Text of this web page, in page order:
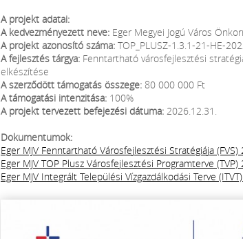
A projekt adatai:
A kedvezményezett neve: Eger Megyei Jogú Város
A projekt azonosító száma: TOP_PLUSZ-1.3.1-21-HE-
A fejlesztés tárgya: Fenntartható városfejlesztési
elkészítése
A szerződött támogatás összege: 80 000 000 Ft
A támogatási intenzitása: 100%
A projekt tervezett befejezési dátuma: 2026.12.31.
Dokumentumok:
Eger MJV Fenntartható Városfejlesztési Stratégiája (FVS)
Eger MJV TOP Plusz Városfejlesztési Programterve (TVP)
Eger MJV Integrált Települési Vízgazdálkodási Terve